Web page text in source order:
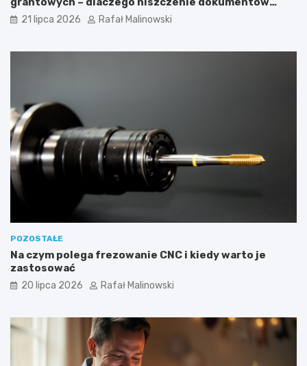
musi być częścią procedury?
21 lipca 2026 Rafał Malinowski
POZOSTAŁE
Na czym polega frezowanie CNC i kiedy warto je
zastosować
20 lipca 2026 Rafał Malinowski